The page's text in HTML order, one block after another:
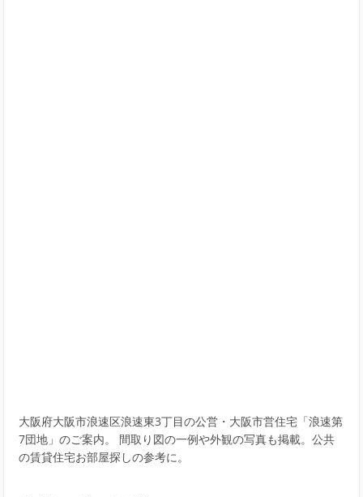
大阪府大阪市浪速区浪速東3丁目の公営・大阪市営住宅「浪速第
7団地」のご案内。 間取り図の一例や外観の写真も掲載。公共
の賃貸住宅お部屋探しの参考に。